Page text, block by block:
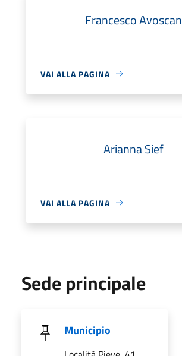
Francesco Avoscan
VAI ALLA PAGINA
Arianna Sief
VAI ALLA PAGINA
Sede principale
Municipio